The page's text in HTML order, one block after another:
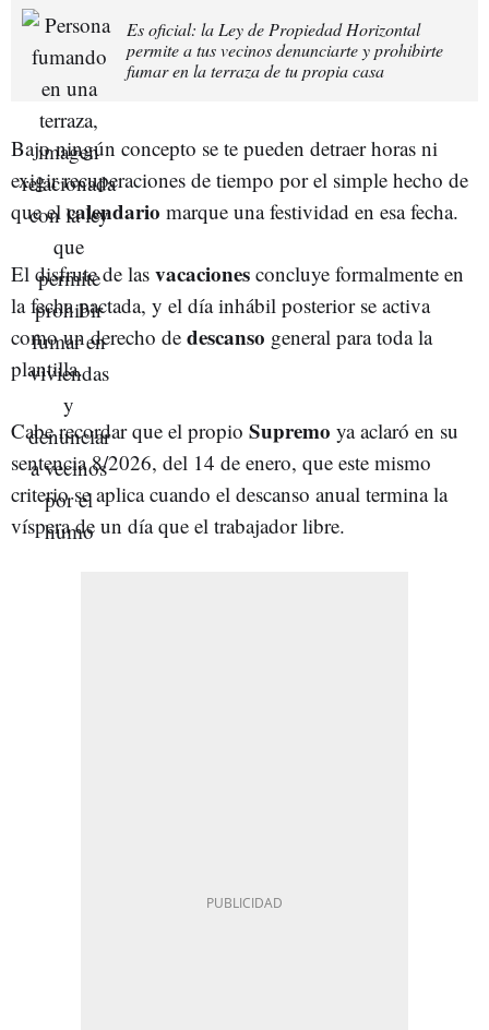
Es oficial: la Ley de Propiedad Horizontal
permite a tus vecinos denunciarte y prohibirte
fumar en la terraza de tu propia casa
Bajo ningún concepto se te pueden detraer horas ni
exigir recuperaciones de tiempo por el simple hecho de
que elcalendario marque una festividad en esa fecha.
El disfrute de las vacaciones concluye formalmente en
la fecha pactada, y el día inhábil posterior se activa
como un derecho de descanso general para toda la
plantilla.
Cabe recordar que el propio Supremo ya aclaró en su
sentencia 8/2026, del 14 de enero, que este mismo
criterio se aplica cuando el descanso anual termina la
víspera de un día que el trabajador libre.